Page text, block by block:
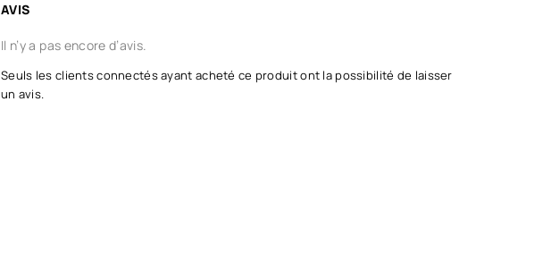
AVIS
Il n’y a pas encore d’avis.
Seuls les clients connectés ayant acheté ce produit ont la possibilité de laisser
un avis.